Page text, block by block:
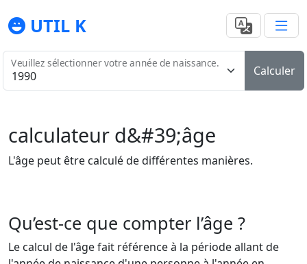
UTIL K
Veuillez sélectionner votre année de naissance.
Calculer
calculateur d&#39;âge
L'âge peut être calculé de différentes manières.
Qu’est-ce que compter l’âge ?
Le calcul de l'âge fait référence à la période allant de